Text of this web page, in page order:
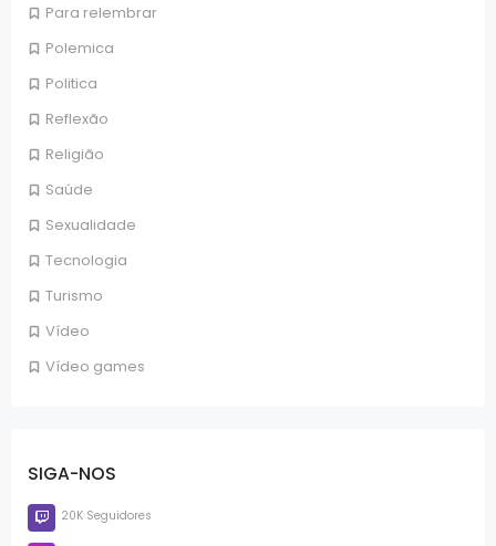
Para relembrar
Polemica
Politica
Reflexão
Religião
Saúde
Sexualidade
Tecnologia
Turismo
Vídeo
Vídeo games
SIGA-NOS
20K Seguidores